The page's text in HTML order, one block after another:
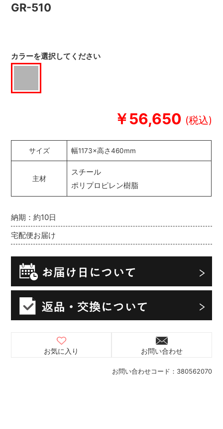
GR-510
￥56,650
お問い合わせコード： 380562070
納期：約10日
宅配便お届け
カラーを選択してください
お気に入り お問い合わせ
サイズ 幅1173×高さ460mm
主材
スチール
ポリプロピレン樹脂